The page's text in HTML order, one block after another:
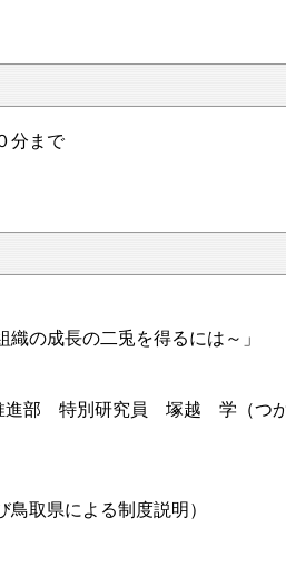
分まで
織の成長の二兎を得るには～」
進部 特別研究員 塚越 学（つ
取県による制度説明）